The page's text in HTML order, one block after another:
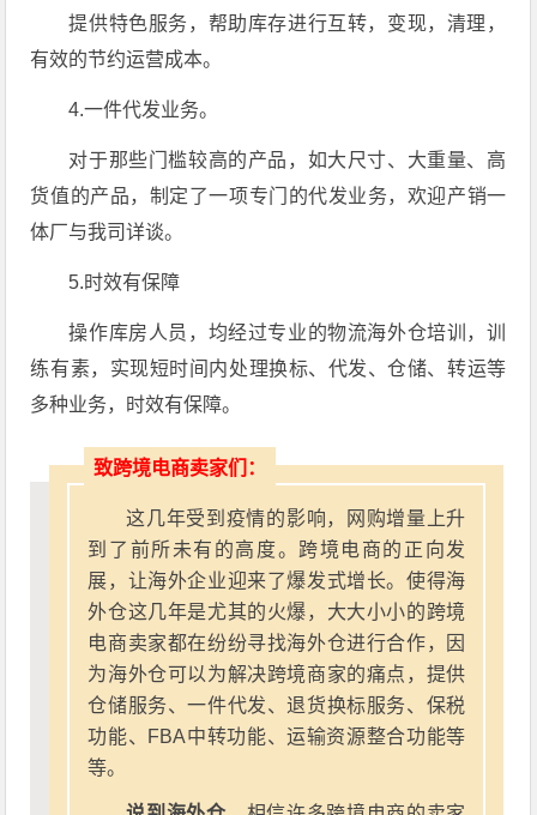
提供特色服务，帮助库存进行互转，变现，清理，
有效的节约运营成本。
4.一件代发业务。
对于那些门槛较高的产品，如大尺寸、大重量、高
货值的产品，制定了一项专门的代发业务，欢迎产销一
体厂与我司详谈。
5.时效有保障
操作库房人员，均经过专业的物流海外仓培训，训
练有素，实现短时间内处理换标、代发、仓储、转运等
多种业务，时效有保障。
致跨境电商卖家们：
这几年受到疫情的影响，网购增量上升
到了前所未有的高度。跨境电商的正向发
展，让海外企业迎来了爆发式增长。使得海
外仓这几年是尤其的火爆，大大小小的跨境
电商卖家都在纷纷寻找海外仓进行合作，因
为海外仓可以为解决跨境商家的痛点，提供
仓储服务、一件代发、退货换标服务、保税
功能、FBA中转功能、运输资源整合功能等
等。